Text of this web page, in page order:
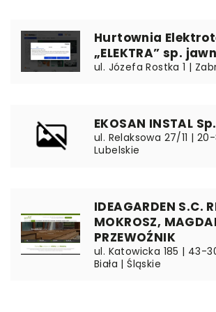
Hurtownia
„ELEKTRA” sp.
ul. Józefa Rostka 1 |
EKOSAN INSTAL
ul. Relaksowa 27/11 |
Lubelskie
IDEAGARDEN S.C.
MOKROSZ,
PRZEWOŹNIK
ul. Katowicka 185 | 43-
Biała | Śląskie